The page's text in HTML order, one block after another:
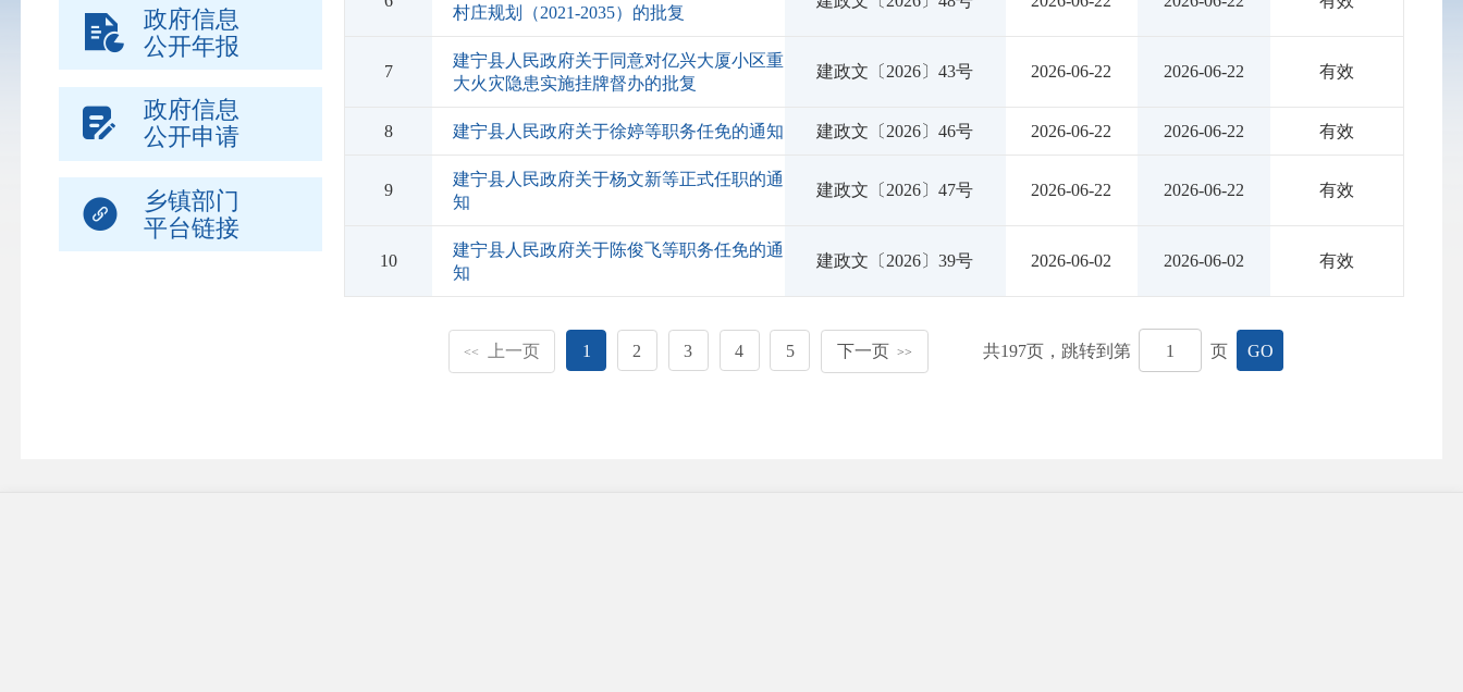
政府信息
公开年报
政府信息
公开申请
乡镇部门
平台链接
村庄规划（2021-2035）的批复
7
建宁县人民政府关于同意对亿兴大厦小区重
大火灾隐患实施挂牌督办的批复
建政文〔2026〕43号 2026-06-22 2026-06-22 有效
8 建宁县人民政府关于徐婷等职务任免的通知 建政文〔2026〕46号 2026-06-22 2026-06-22 有效
9
建宁县人民政府关于杨文新等正式任职的通
知
建政文〔2026〕47号 2026-06-22 2026-06-22 有效
10
建宁县人民政府关于陈俊飞等职务任免的通
知
建政文〔2026〕39号 2026-06-02 2026-06-02 有效
<< 上一页 1 2 3 4 5 下一页 >> 共197页，跳转到第 页 GO